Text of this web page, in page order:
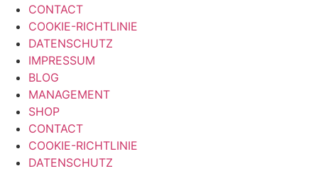
CONTACT
COOKIE-RICHTLINIE
DATENSCHUTZ
IMPRESSUM
BLOG
MANAGEMENT
SHOP
CONTACT
COOKIE-RICHTLINIE
DATENSCHUTZ